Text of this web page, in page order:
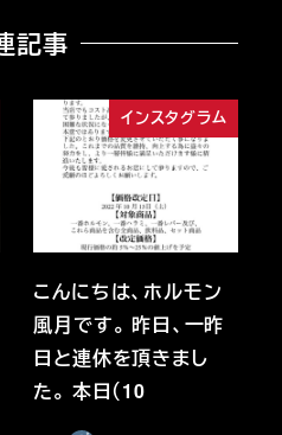
記事
インスタグラム
こんにちは、ホルモン
風月です。 昨日、一昨
日と連休を頂きまし
た。 本日（10